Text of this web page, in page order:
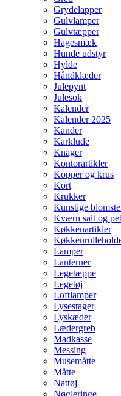
Grydelapper
Gulvlamper
Gulvtæpper
Hagesmæk
Hunde udstyr
Hylde
Håndklæder
Julepynt
Julesok
Kalender
Kalender 2025
Kander
Karklude
Knager
Kontorartikler
Kopper og krus
Kort
Krukker
Kunstige
Kværn salt og
Køkkenartikler
Lamper
Lanterner
Legetæppe
Legetøj
Loftlamper
Lysestager
Lyskæder
Lædergreb
Madkasse
Messing
Musemåtte
Måtte
Nattøj
Nøgleringe